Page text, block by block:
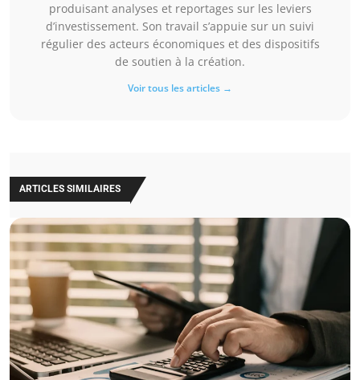
produisant analyses et reportages sur les leviers
d’investissement. Son travail s’appuie sur un suivi
régulier des acteurs économiques et des dispositifs
de soutien à la création.
Voir tous les articles →
ARTICLES SIMILAIRES